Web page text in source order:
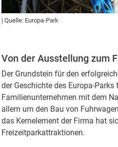
| Quelle: Europa-Park
Von der Ausstellung zum
Der Grundstein für den
der Geschichte des Europa-
Familienunternehmen mit dem
allem um den Bau von
das Kernelement der Firma hat
Freizeitparkattraktionen.